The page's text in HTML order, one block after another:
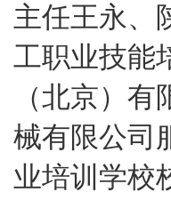
主任王永、
工职业技能
（北京）
械有限公司
业培训学校